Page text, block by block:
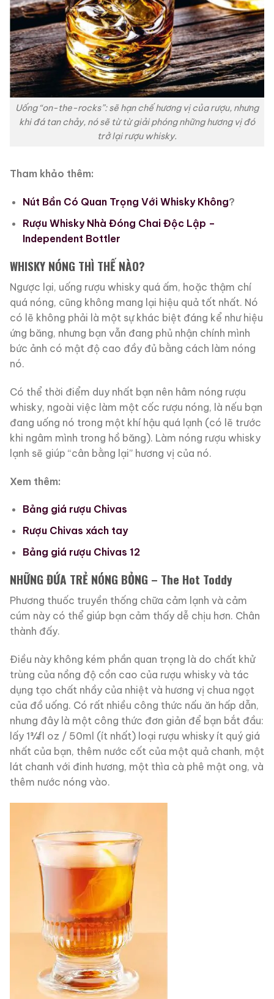
Uống “on-the-rocks”: sẽ hạn chế hương vị của rượu, nhưng
khi đá tan chảy, nó sẽ từ từ giải phóng những hương vị đó
trở lại rượu whisky.
Tham khảo thêm:
Nút Bần Có Quan Trọng Với Whisky Không?
Rượu Whisky Nhà Đóng Chai Độc Lập –
Independent Bottler
WHISKY NÓNG THÌ THẾ NÀO?
Ngược lại, uống rượu whisky quá ấm, hoặc thậm chí
quá nóng, cũng không mang lại hiệu quả tốt nhất. Nó
có lẽ không phải là một sự khác biệt đáng kể như hiệu
ứng băng, nhưng bạn vẫn đang phủ nhận chính mình
bức ảnh có mật độ cao đầy đủ bằng cách làm nóng
nó.
Có thể thời điểm duy nhất bạn nên hâm nóng rượu
whisky, ngoài việc làm một cốc rượu nóng, là nếu bạn
đang uống nó trong một khí hậu quá lạnh (có lẽ trước
khi ngâm mình trong hồ băng). Làm nóng rượu whisky
lạnh sẽ giúp “cân bằng lại” hương vị của nó.
Xem thêm:
Bảng giá rượu Chivas
Rượu Chivas xách tay
Bảng giá rượu Chivas 12
NHỮNG ĐỨA TRẺ NÓNG BỎNG – The Hot Toddy
Phương thuốc truyền thống chữa cảm lạnh và cảm
cúm này có thể giúp bạn cảm thấy dễ chịu hơn. Chân
thành đấy.
Điều này không kém phần quan trọng là do chất khử
trùng của nồng độ cồn cao của rượu whisky và tác
dụng tạo chất nhầy của nhiệt và hương vị chua ngọt
của đồ uống. Có rất nhiều công thức nấu ăn hấp dẫn,
nhưng đây là một công thức đơn giản để bạn bắt đầu:
lấy 1¾fl oz / 50ml (ít nhất) loại rượu whisky ít quý giá
nhất của bạn, thêm nước cốt của một quả chanh, một
lát chanh với đinh hương, một thìa cà phê mật ong, và
thêm nước nóng vào.